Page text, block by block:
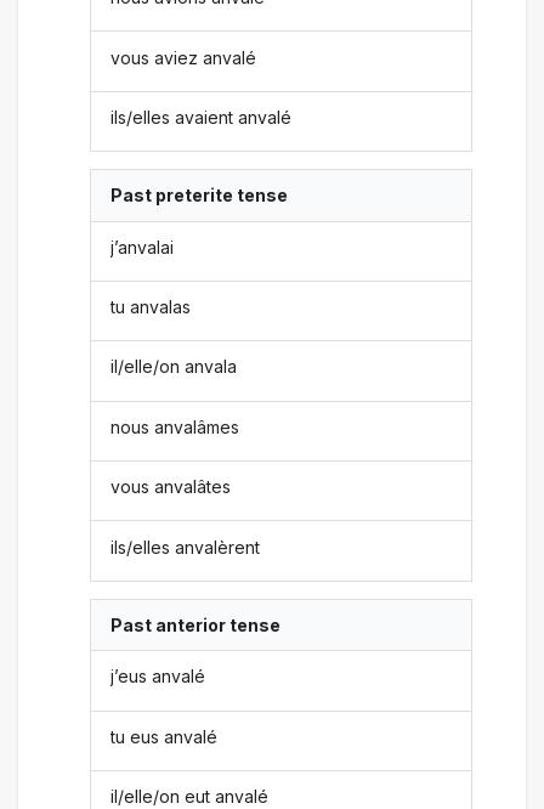
vous aviez anvalé
ils/elles avaient anvalé
Past preterite tense
j’anvalai
tu anvalas
il/elle/on anvala
nous anvalâmes
vous anvalâtes
ils/elles anvalèrent
Past anterior tense
j’eus anvalé
tu eus anvalé
il/elle/on eut anvalé